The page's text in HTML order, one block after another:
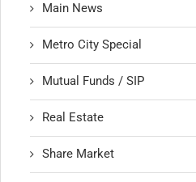
Main News
Metro City Special
Mutual Funds / SIP
Real Estate
Share Market